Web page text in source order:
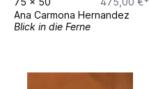
Ana Carmona Hernandez
Blick in die Ferne